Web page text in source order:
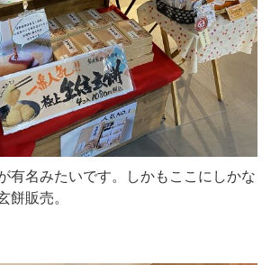
有名みたいです。しかもここにしかな
餅販売。